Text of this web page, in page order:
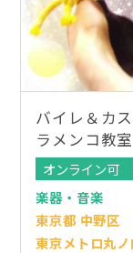
バイレ＆カ
ラメンコ教
オンライン可
楽器・音楽
東京都 中野区
東京メトロ丸